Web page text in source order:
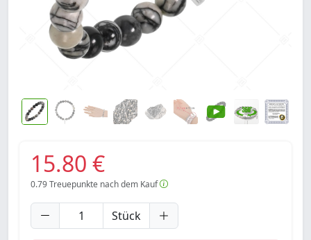
15.80 €
0.79Treuepunkte nach dem Kauf
Stück